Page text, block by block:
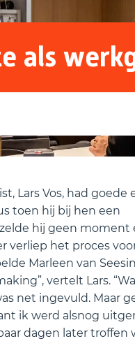
als
Lars Vos, had goede
toen hij bij hen een
hij geen moment
verliep het proces
Marleen van
vertelt Lars.
net ingevuld. Maar
ik werd alsnog
dagen later troffen